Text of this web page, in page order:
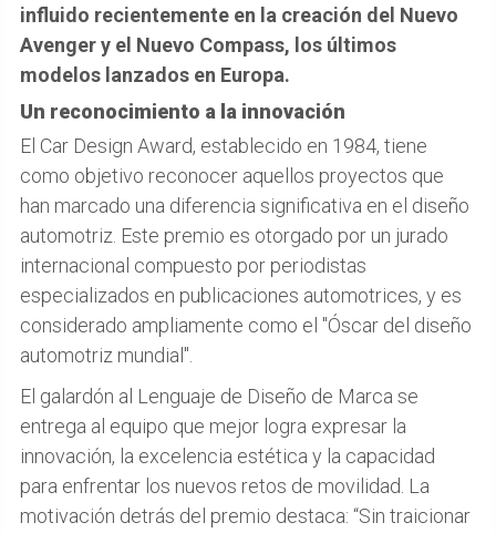
influido recientemente en la creación del Nuevo
Avenger y el Nuevo Compass, los últimos
modelos lanzados en Europa.
Un reconocimiento a la innovación
El Car Design Award, establecido en 1984, tiene
como objetivo reconocer aquellos proyectos que
han marcado una diferencia significativa en el diseño
automotriz. Este premio es otorgado por un jurado
internacional compuesto por periodistas
especializados en publicaciones automotrices, y es
considerado ampliamente como el "Óscar del diseño
automotriz mundial".
El galardón al Lenguaje de Diseño de Marca se
entrega al equipo que mejor logra expresar la
innovación, la excelencia estética y la capacidad
para enfrentar los nuevos retos de movilidad. La
motivación detrás del premio destaca: “Sin traicionar